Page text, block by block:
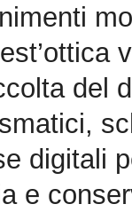
del
digitali
e